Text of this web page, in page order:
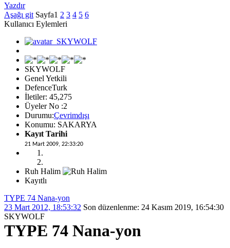
Yazdır
Aşağı git Sayfa1 2 3 4 5 6
Kullanıcı Eylemleri
SKYWOLF
Genel Yetkili
DefenceTurk
İletiler: 45,275
Üyeler No :2
Durumu:Çevrimdışı
Konumu: SAKARYA
Kayıt Tarihi
21 Mart 2009, 22:33:20
Ruh Halim
Kayıtlı
TYPE 74 Nana-yon
23 Mart 2012, 18:53:32 Son düzenlenme: 24 Kasım 2019, 16:54:30
SKYWOLF
TYPE 74 Nana-yon